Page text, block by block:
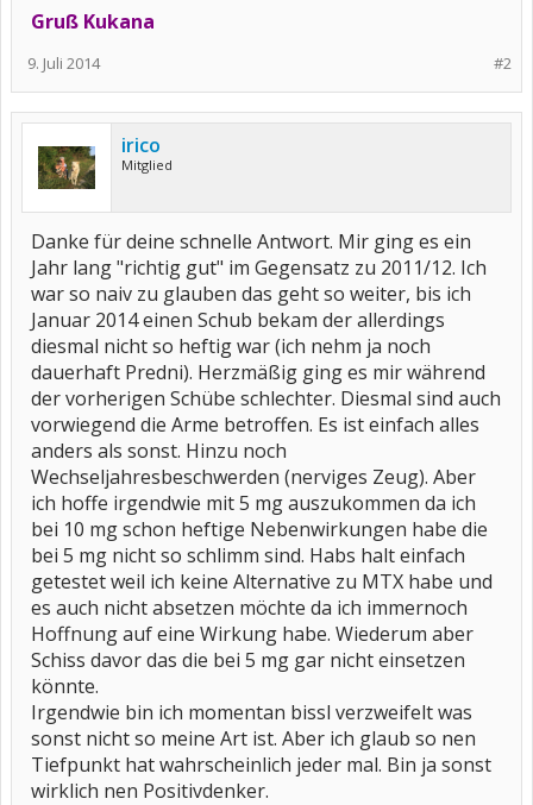
Gruß Kukana
#2
9. Juli 2014
irico
Mitglied
Danke für deine schnelle Antwort. Mir ging es ein
Jahr lang "richtig gut" im Gegensatz zu 2011/12. Ich
war so naiv zu glauben das geht so weiter, bis ich
Januar 2014 einen Schub bekam der allerdings
diesmal nicht so heftig war (ich nehm ja noch
dauerhaft Predni). Herzmäßig ging es mir während
der vorherigen Schübe schlechter. Diesmal sind auch
vorwiegend die Arme betroffen. Es ist einfach alles
anders als sonst. Hinzu noch
Wechseljahresbeschwerden (nerviges Zeug). Aber
ich hoffe irgendwie mit 5 mg auszukommen da ich
bei 10 mg schon heftige Nebenwirkungen habe die
bei 5 mg nicht so schlimm sind. Habs halt einfach
getestet weil ich keine Alternative zu MTX habe und
es auch nicht absetzen möchte da ich immernoch
Hoffnung auf eine Wirkung habe. Wiederum aber
Schiss davor das die bei 5 mg gar nicht einsetzen
könnte.
Irgendwie bin ich momentan bissl verzweifelt was
sonst nicht so meine Art ist. Aber ich glaub so nen
Tiefpunkt hat wahrscheinlich jeder mal. Bin ja sonst
wirklich nen Positivdenker.